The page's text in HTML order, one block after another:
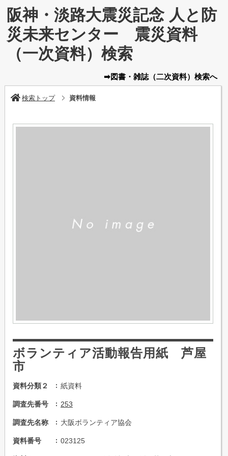
阪神・淡路大震災記念 人と防
災未来センター 震災資料
（一次資料）検索
➡図書・雑誌（二次資料） 検索へ
検索トップ 資料情報
ボランティア活動報告用紙 芦屋
市
資料分類２ 紙資料
調査先番号 253
調査先名称 大阪ボランティア協会
資料番号 023125